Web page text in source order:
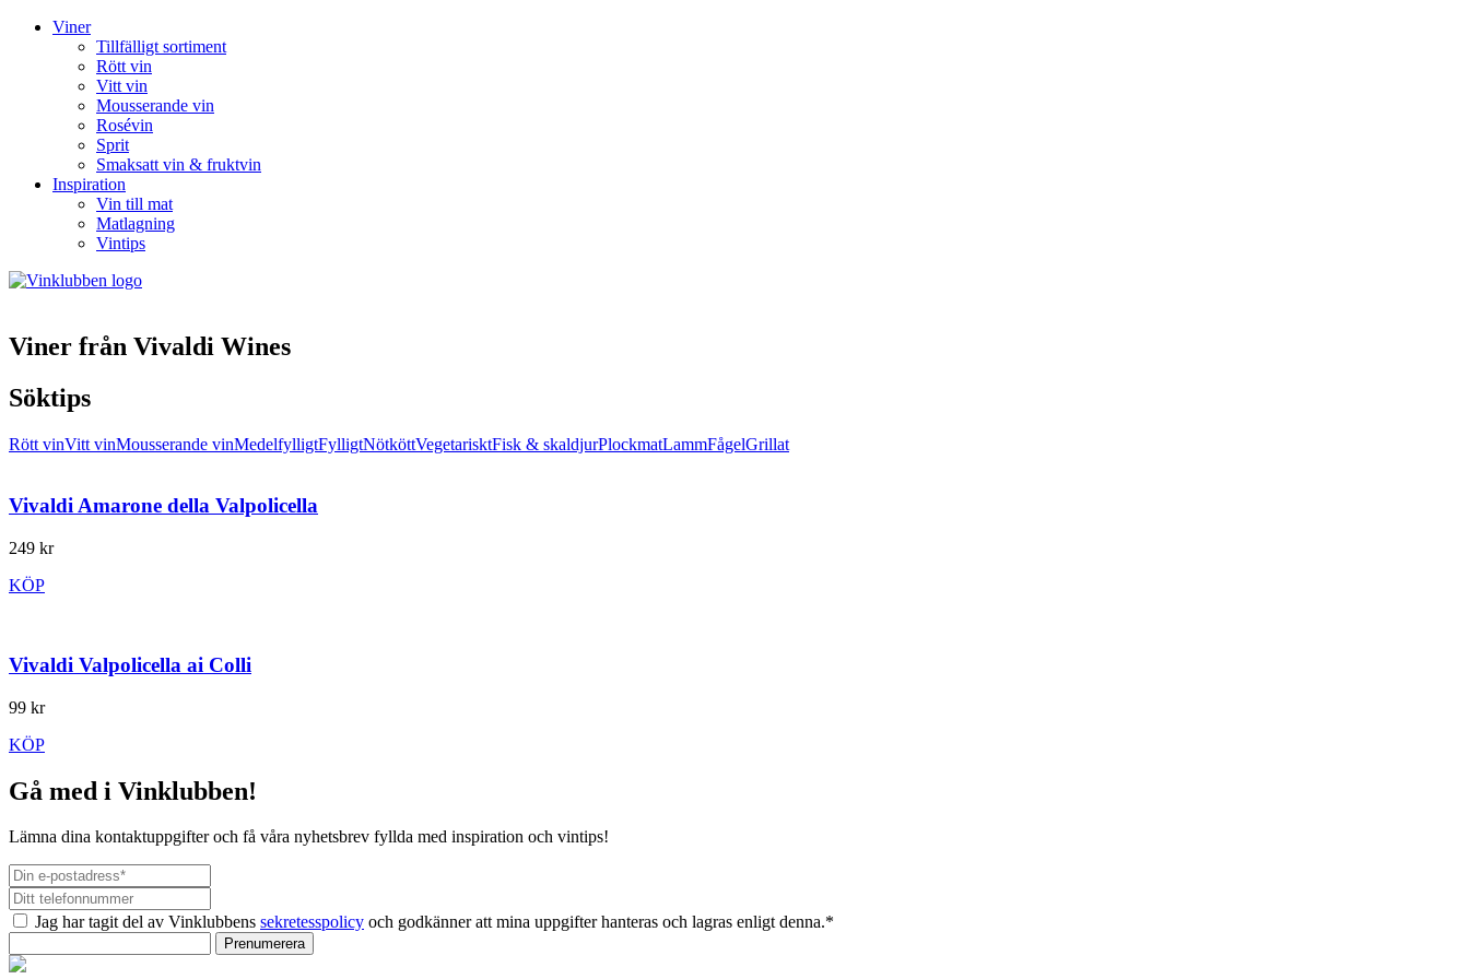
Viner
Tillfälligt sortiment
Rött vin
Vitt vin
Mousserande vin
Rosévin
Sprit
Smaksatt vin & fruktvin
Inspiration
Vin till mat
Matlagning
Vintips
Viner från Vivaldi Wines
Söktips
Rött vinVitt vinMousserande vinMedelfylligtFylligtNötköttVegetarisktFisk & skaldjurPlockmatLammFågelGrillat
Vivaldi Amarone della Valpolicella
249 kr
KÖP
Vivaldi Valpolicella ai Colli
99 kr
KÖP
Gå med i Vinklubben!
Lämna dina kontaktuppgifter och få våra nyhetsbrev fyllda med inspiration och vintips!
Jag har tagit del av Vinklubbens sekretesspolicy och godkänner att mina uppgifter hanteras och lagras enligt denna.*
Prenumerera